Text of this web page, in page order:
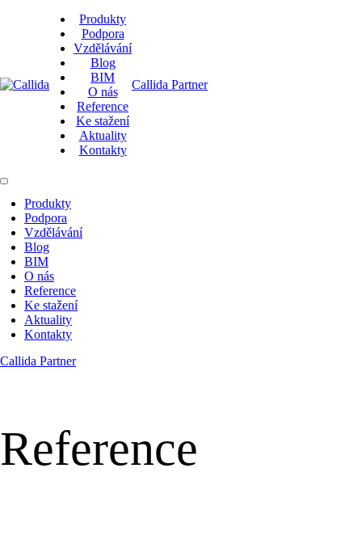
Produkty
Podpora
Vzdělávání
Blog
BIM
O nás
Reference
Ke stažení
Aktuality
Kontakty
Callida Partner
Produkty
Podpora
Vzdělávání
Blog
BIM
O nás
Reference
Ke stažení
Aktuality
Kontakty
Callida Partner
Reference